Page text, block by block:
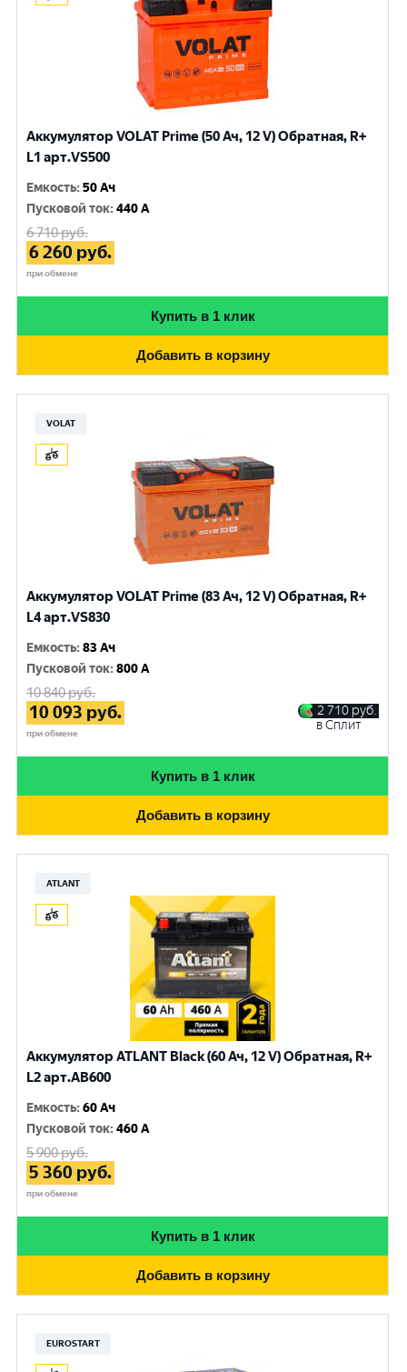
Аккумулятор VOLAT Prime (50 Ач, 12 V) Обратная, R+
L1 арт.VS500
Емкость:50 Ач
Пусковой ток:440 A
6 710руб.
6 260 руб.
при обмене
Купить в 1 клик
Добавить в корзину
VOLAT
Аккумулятор VOLAT Prime (83 Ач, 12 V) Обратная, R+
L4 арт.VS830
Емкость:83 Ач
Пусковой ток:800 A
10 840руб.
10 093 руб.
при обмене
2 710 руб.
в Сплит
Купить в 1 клик
Добавить в корзину
ATLANT
Аккумулятор ATLANT Black (60 Ач, 12 V) Обратная, R+
L2 арт.AB600
Емкость:60 Ач
Пусковой ток:460 A
5 900руб.
5 360 руб.
при обмене
Купить в 1 клик
Добавить в корзину
EUROSTART